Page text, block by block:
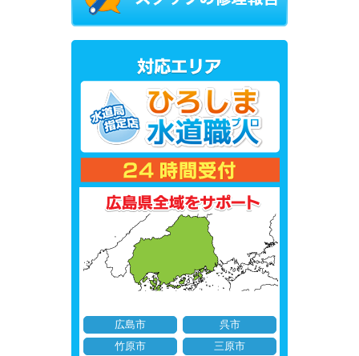
広島市
呉市
竹原市
三原市